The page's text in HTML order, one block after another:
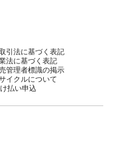
引法に基づく表記
法に基づく表記
管理者標識の掲示
イクルについて
払い申込